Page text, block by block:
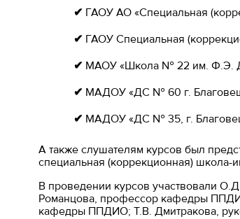
✔ ГАОУ АО «Специальная
✔ ГАОУ Специальная
✔ МАОУ «Школа № 22 им. Ф.Э.
✔ МАДОУ «ДС № 60 г.
✔ МАДОУ «ДС № 35, г.
А также слушателям курсов был
специальная (коррекционная) школа-
В проведении курсов участвовали
Романцова, профессор кафедры
кафедры ППДИО; Т.В. Дмитракова,